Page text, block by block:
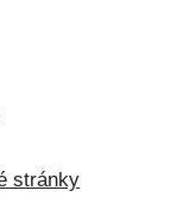
stránky